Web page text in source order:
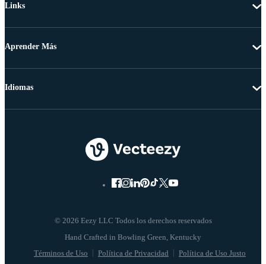
Links
Aprender Más
© 2026 Eezy LLC Todos los derechos reservados
Términos de Uso Política de Privacidad Política de Uso Justo
Idiomas